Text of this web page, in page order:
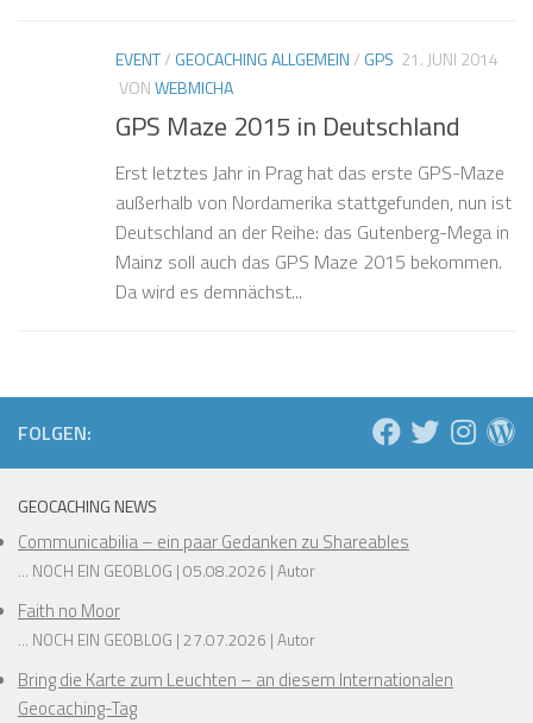
EVENT/ GEOCACHING ALLGEMEIN/ GPS 21. JUNI 2014
VONWEBMICHA
GPS Maze 2015 in Deutschland
Erst letztes Jahr in Prag hat das erste GPS-Maze
außerhalb von Nordamerika stattgefunden, nun ist
Deutschland an der Reihe: das Gutenberg-Mega in
Mainz soll auch das GPS Maze 2015 bekommen.
Da wird es demnächst...
FOLGEN:
GEOCACHING NEWS
Communicabilia – ein paar Gedanken zu Shareables
... NOCH EIN GEOBLOG 05.08.2026 Autor
Faith no Moor
... NOCH EIN GEOBLOG 27.07.2026 Autor
Bring die Karte zum Leuchten – an diesem Internationalen
Geocaching-Tag